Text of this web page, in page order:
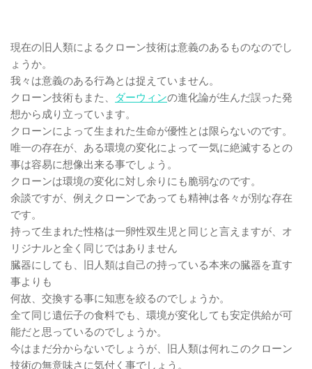
現在の旧人類によるクローン技術は意義のあるものなのでし
ょうか。
我々は意義のある行為とは捉えていません。
クローン技術もまた、
ダーウィンの進化論が生んだ誤った発
想から成り立っています。
クローンによって生まれた生命が優性とは限らないのです。
唯一の存在が、ある環境の変化によって一気に絶滅するとの
事は容易に想像出来る事でしょう。
クローンは環境の変化に対し余りにも脆弱なのです。
余談ですが、例えクローンであっても精神は各々が別な存在
です。
持って生まれた性格は一卵性双生児と同じと言えますが、オ
リジナルと全く同じではありません
臓器にしても、旧人類は自己の持っている本来の臓器を直す
事よりも
何故、交換する事に知恵を絞るのでしょうか。
全て同じ遺伝子の食料でも、環境が変化しても安定供給が可
能だと思っているのでしょうか。
今はまだ分からないでしょうが、旧人類は何れこのクローン
技術の無意味さに気付く事でしょう。